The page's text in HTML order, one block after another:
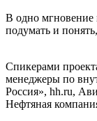
В одно
подумать и
Спикерами
менеджеры по
Россия», hh.ru,
Нефтяная